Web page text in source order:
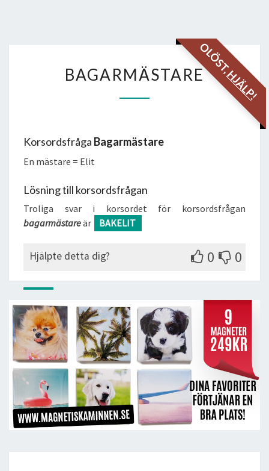
OLÖST,
HJÄLP!
BAGARMÄSTARE
BAGARMÄSTARE
Korsordsfråga Bagarmästare
En mästare = Elit
Lösning till korsordsfrågan
Troliga svar i korsordet för korsordsfrågan
bagarmästareär BAKELIT
Hjälpte detta dig? 0 0